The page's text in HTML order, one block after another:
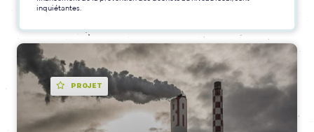
inquiétantes.
PROJET